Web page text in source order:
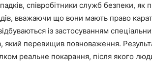
співробітники служб безпеки, як
вважаючи що вони мають право
із застосуванням
перевищив повноваження.
реальне покарання, після якого